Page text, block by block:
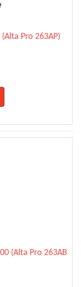
Pro 263AP)
(Alta Pro 263AB